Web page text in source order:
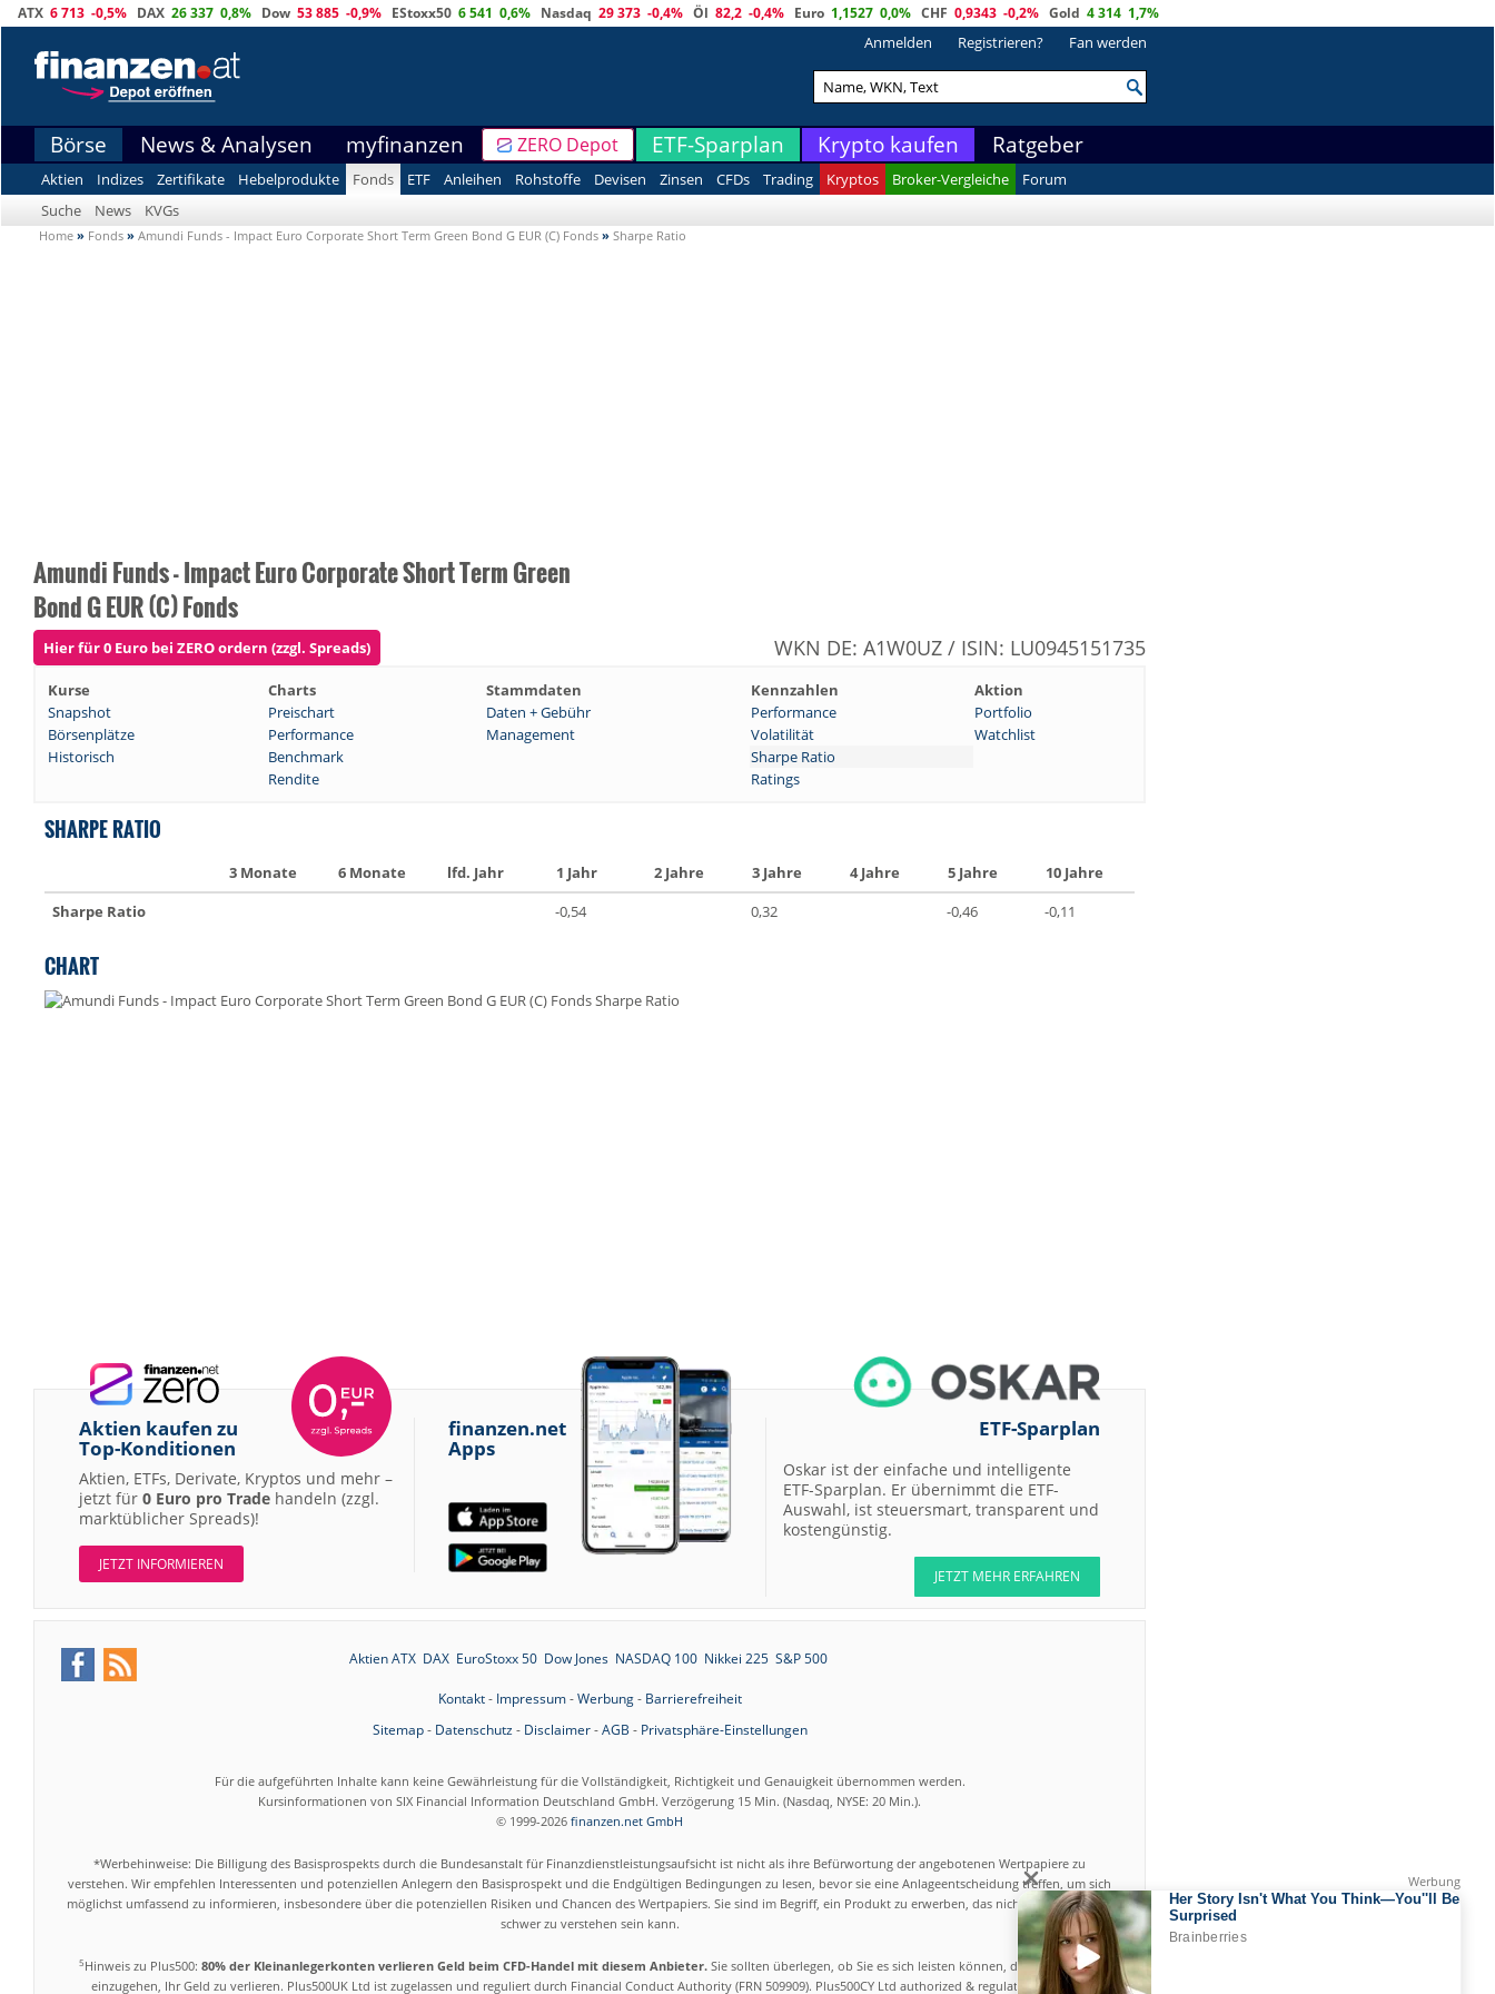
ATX 6 713 -0,5% DAX 26 337 0,8% Dow 53 885 -0,9% EStoxx50 6 541 0,6% Nasdaq 29 373 -0,4% Öl 82,2 -0,4% Euro 1,1527 0,0% CHF 0,9343 -0,2% Gold 4 314 1,7%
Anmelden Registrieren? Fan werden
Börse News & Analysen myfinanzen ZERO Depot ETF-Sparplan Krypto kaufen Ratgeber
Aktien Indizes Zertifikate Hebelprodukte Fonds ETF Anleihen Rohstoffe Devisen Zinsen CFDs Trading Kryptos Broker-Vergleiche
Forum
Suche
News KVGs
Home » Fonds » Amundi Funds - Impact Euro Corporate Short Term Green Bond G EUR (C) Fonds » Sharpe Ratio
Amundi Funds - Impact Euro Corporate Short Term Green
Bond G EUR (C) Fonds
Hier für 0 Euro bei ZERO ordern (zzgl. Spreads) WKN DE: A1W0UZ / ISIN: LU0945151735
Kurse Charts Stammdaten Kennzahlen
Aktion
Snapshot
Preischart Daten + Gebühr Performance
Portfolio
Börsenplätze
Performance Management Volatilität
Watchlist
Historisch
Benchmark
Sharpe Ratio
Rendite
Ratings
SHARPE RATIO
3 Monate 6 Monate lfd. Jahr 1 Jahr 2 Jahre 3 Jahre 4 Jahre 5 Jahre
10 Jahre
Sharpe Ratio
-0,54 0,32 -0,46 -0,11
CHART
Aktien kaufen zu
Top-Konditionen
Aktien, ETFs, Derivate, Kryptos und mehr –
jetzt für 0 Euro pro Trade handeln (zzgl.
marktüblicher Spreads)!
JETZT INFORMIEREN
finanzen.net
Apps
ETF-Sparplan
Oskar ist der einfache und intelligente
ETF-Sparplan. Er übernimmt die ETF-
Auswahl, ist steuersmart, transparent und
kostengünstig.
JETZT MEHR ERFAHREN
Aktien ATX DAX EuroStoxx 50 Dow Jones NASDAQ 100 Nikkei 225 S&P 500
Kontakt- Impressum-Werbung- Barrierefreiheit
Sitemap- Datenschutz- Disclaimer-AGB - Privatsphäre-Einstellungen
Für die aufgeführten Inhalte kann keine Gewährleistung für die Vollständigkeit, Richtigkeit und Genauigkeit übernommen werden.
Kursinformationen von SIX Financial Information Deutschland GmbH. Verzögerung 15 Min. (Nasdaq, NYSE: 20 Min.).
© 1999-2026 finanzen.net GmbH
*Werbehinweise: Die Billigung des Basisprospekts durch die Bundesanstalt für Finanzdienstleistungsaufsicht ist nicht als ihre Befürwortung der angebotenen Wertpapiere zu
verstehen. Wir empfehlen Interessenten und potenziellen Anlegern den Basisprospekt und die Endgültigen Bedingungen zu lesen, bevor sie eine Anlageentscheidung treffen, um sich
möglichst umfassend zu informieren, insbesondere über die potenziellen Risiken und Chancen des Wertpapiers. Sie sind im Begriff, ein Produkt zu erwerben, das nicht einfach ist und
schwer zu verstehen sein kann.
5Hinweis zu Plus500: 80% der Kleinanlegerkonten verlieren Geld beim CFD-Handel mit diesem Anbieter.Sie sollten überlegen, ob Sie es sich leisten können, das hohe Risiko
einzugehen, Ihr Geld zu verlieren. Plus500UK Ltd ist zugelassen und reguliert durch Financial Conduct Authority (FRN 509909). Plus500CY Ltd authorized & regulated by CySEC